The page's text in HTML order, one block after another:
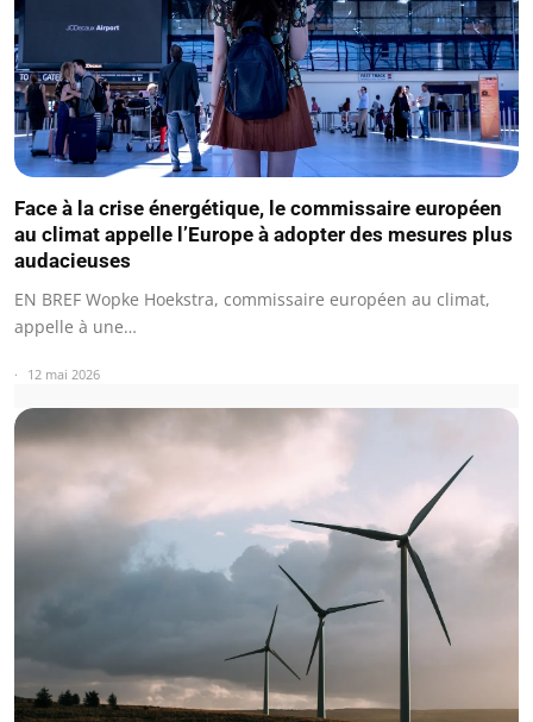
Face à la crise énergétique, le commissaire européen
au climat appelle l’Europe à adopter des mesures plus
audacieuses
EN BREF Wopke Hoekstra, commissaire européen au climat,
appelle à une…
12 mai 2026